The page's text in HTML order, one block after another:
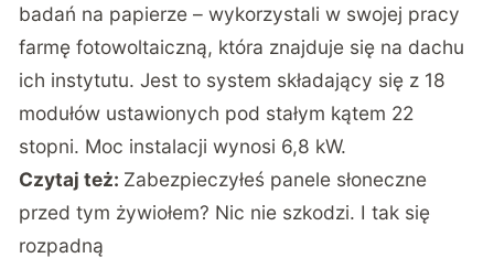
badań na papierze – wykorzystali w swojej pracy
farmę fotowoltaiczną, która znajduje się na dachu
ich instytutu. Jest to system składający się z 18
modułów ustawionych pod stałym kątem 22
stopni. Moc instalacji wynosi 6,8 kW.
Czytaj też: Zabezpieczyłeś panele słoneczne
przed tym żywiołem? Nic nie szkodzi. I tak się
rozpadną